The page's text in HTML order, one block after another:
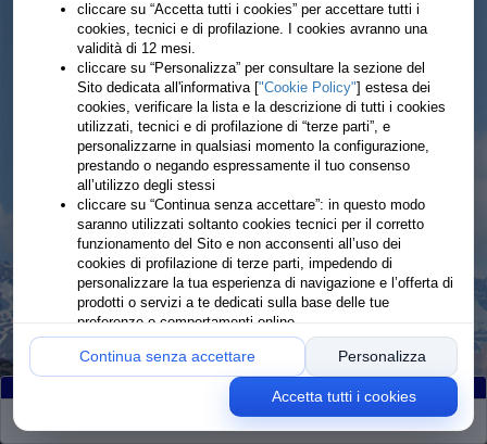
:194 Ritirati:0 Rimanenti:0
cliccare su “Accetta tutti i cookies” per accettare tutti i
cookies, tecnici e di profilazione. I cookies avranno una
validità di 12 mesi.
cliccare su “Personalizza” per consultare la sezione del
Sito dedicata all'informativa ["Cookie Policy"] estesa dei
cookies, verificare la lista e la descrizione di tutti i cookies
utilizzati, tecnici e di profilazione di “terze parti”, e
personalizzarne in qualsiasi momento la configurazione,
prestando o negando espressamente il tuo consenso
all’utilizzo degli stessi
cliccare su “Continua senza accettare”: in questo modo
saranno utilizzati soltanto cookies tecnici per il corretto
funzionamento del Sito e non acconsenti all’uso dei
cookies di profilazione di terze parti, impedendo di
personalizzare la tua esperienza di navigazione e l’offerta di
prodotti o servizi a te dedicati sulla base delle tue
preferenze o comportamenti online
Continua senza accettare Personalizza
Accetta tutti i cookies